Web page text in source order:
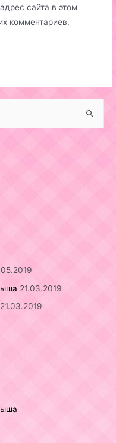
сайта в этом
комментариев.
21.03.2019
21.03.2019